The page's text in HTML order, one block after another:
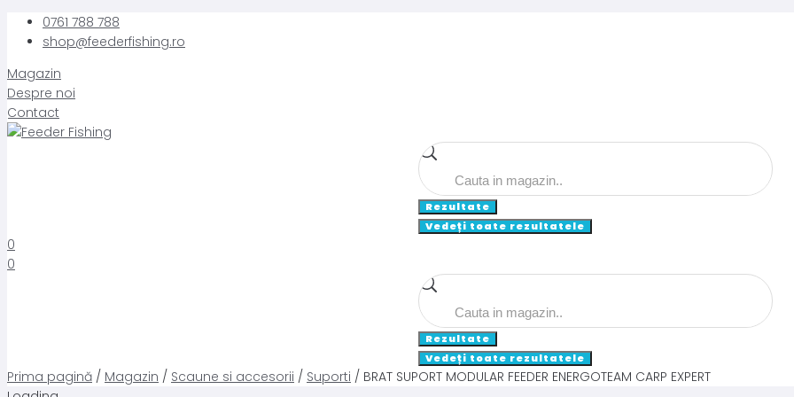
Skip
0761 788 788
shop@feederfishing.ro
Magazin
Despre noi
Contact
Search
...
Rezultate
Vedeți toate rezultatele
0
0
Search
...
Rezultate
Vedeți toate rezultatele
Prima pagină / Magazin / Scaune si accesorii / Suporti / BRAT SUPORT MODULAR FEEDER ENERGOTEAM CARP EXPERT